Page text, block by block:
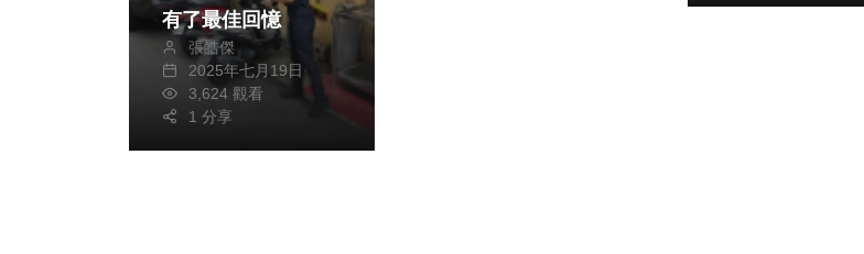
有了最佳回憶
張皓傑
2025年七月19日
3,624 觀看
1 分享